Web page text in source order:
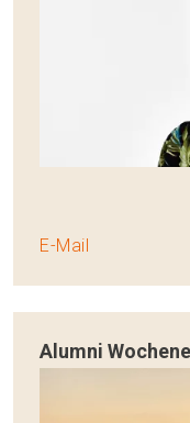
E-Mail
Alumni